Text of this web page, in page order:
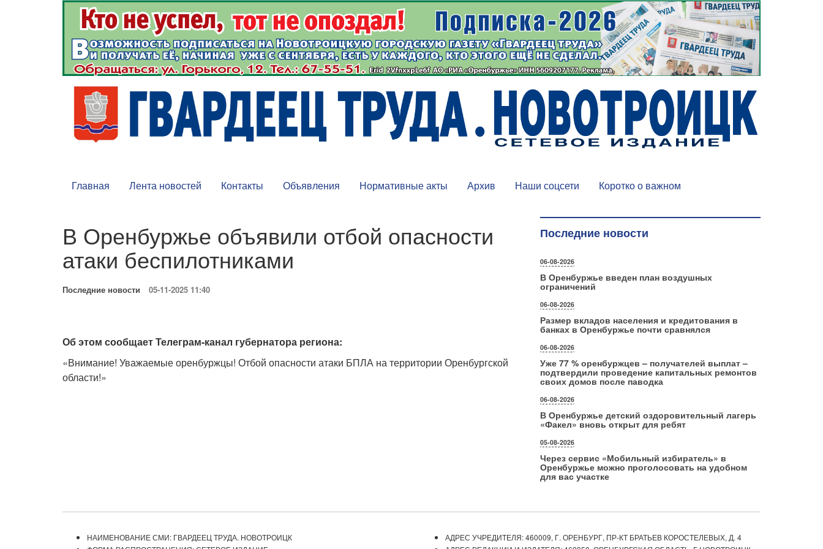
Главная Лента новостей Контакты Объявления Нормативные акты Архив Наши соцсети Коротко о важном
В Оренбуржье объявили отбой опасности
атаки беспилотниками
Последние новости 05-11-2025 11:40
Об этом сообщает Телеграм-канал губернатора региона:
«Внимание! Уважаемые оренбуржцы! Отбой опасности атаки БПЛА на территории Оренбургской
области!»
Последние новости
06-08-2026
В Оренбуржье введен план воздушных
ограничений
06-08-2026
Размер вкладов населения и кредитования в
банках в Оренбуржье почти сравнялся
06-08-2026
Уже 77 % оренбуржцев – получателей выплат –
подтвердили проведение капитальных ремонтов
своих домов после паводка
06-08-2026
В Оренбуржье детский оздоровительный лагерь
«Факел» вновь открыт для ребят
05-08-2026
Через сервис «Мобильный избиратель» в
Оренбуржье можно проголосовать на удобном
для вас участке
НАИМЕНОВАНИЕ СМИ: ГВАРДЕЕЦ ТРУДА. НОВОТРОИЦК
АДРЕС УЧРЕДИТЕЛЯ: 460009, Г. ОРЕНБУРГ, ПР-КТ БРАТЬЕВ КОРОСТЕЛЕВЫХ, Д. 4